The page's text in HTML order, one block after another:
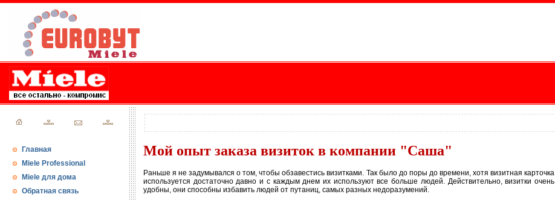
Главная
Miele Professional
Miele для дома
Обратная связь
Мой опыт заказа визиток в компании "Саша"
Раньше я не задумывался о том, чтобы обзавестись визитками. Так было до поры до времени, хотя визитная карточка
используется достаточно давно и с каждым днем их используют все больше людей. Действительно, визитки очень
удобны, они способны избавить людей от путаниц, самых разных недоразумений.